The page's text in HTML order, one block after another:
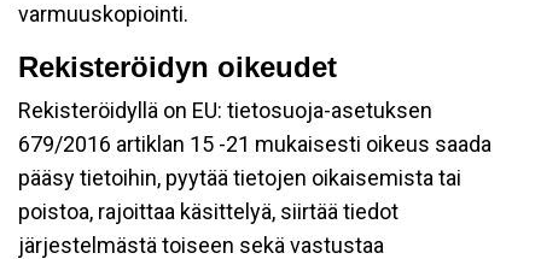
varmuuskopiointi.
Rekisteröidyn oikeudet
Rekisteröidyllä on EU: tietosuoja-asetuksen
679/2016 artiklan 15 -21 mukaisesti oikeus saada
pääsy tietoihin, pyytää tietojen oikaisemista tai
poistoa, rajoittaa käsittelyä, siirtää tiedot
järjestelmästä toiseen sekä vastustaa